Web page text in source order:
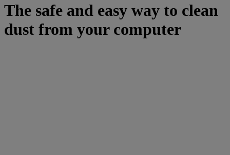
The safe and easy way to clean
dust from your computer